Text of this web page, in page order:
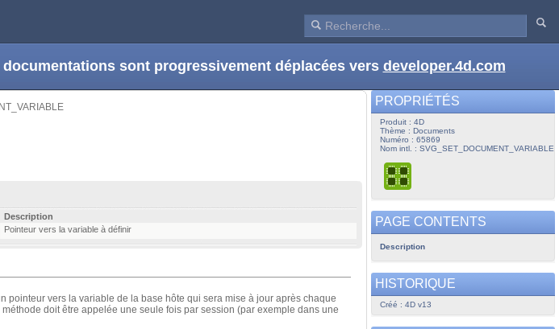
sont progressivement déplacées vers developer.4d.com
Description
Pointeur vers la variable à définir
pointeur vers la variable de la base hôte qui sera mise à jour après chaque
méthode doit être appelée une seule fois par session (par exemple dans une
PROPRIÉTÉS
Produit : 4D
Thème : Documents
Numéro : 65869
Nom intl. : SVG_SET_DOCUMENT_VARIABLE
PAGE CONTENTS
Description
HISTORIQUE
Créé : 4D v13